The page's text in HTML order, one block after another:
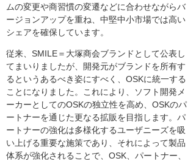
ムの変更や商習慣の変遷などに合わせながらバ
ージョンアップを重ね、中堅中小市場では高い
シェアを確保しています。
従来、SMILE＝大塚商会ブランドとして公表し
てまいりましたが、開発元がブランドを所有す
るというあるべき姿にすべく、OSKに統一する
ことになりました。これにより、ソフト開発メ
ーカーとしてのOSKの独立性を高め、OSKのパ
ートナーを通じた更なる拡販を目指します。パ
ートナーの強化は多様化するユーザニーズを吸
い上げる重要な施策であり、それによって製品
体系が強化されることで、OSK、パートナー、